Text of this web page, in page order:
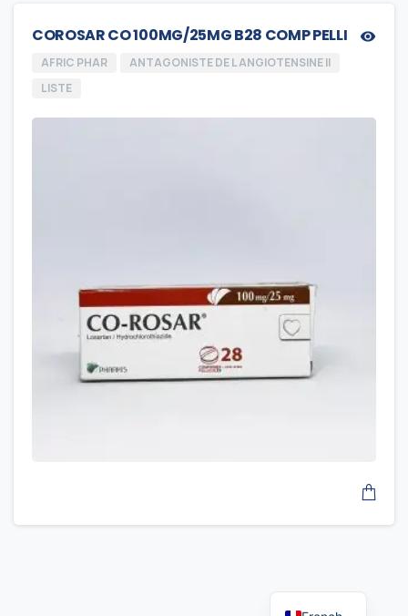
COROSAR CO 100MG/25MG B28 COMP PELLI
AFRIC PHAR
ANTAGONISTE DE L ANGIOTENSINE II
LISTE